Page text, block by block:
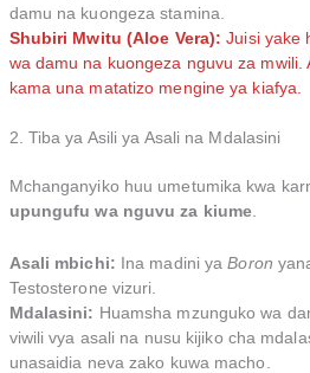
damu na kuongeza stamina.
Shubiri Mwitu (Aloe Vera): Juisi yake
wa damu na kuongeza nguvu za
kama una matatizo mengine ya kiafya.
2. Tiba ya Asili ya Asali na Mdalasini
Mchanganyiko huu umetumika kwa
upungufu wa nguvu za kiume.
Asali mbichi: Ina madini yaBoron
Testosterone vizuri.
Mdalasini: Huamsha mzunguko wa
viwili vya asali na nusu kijiko cha
unasaidia neva zako kuwa macho.